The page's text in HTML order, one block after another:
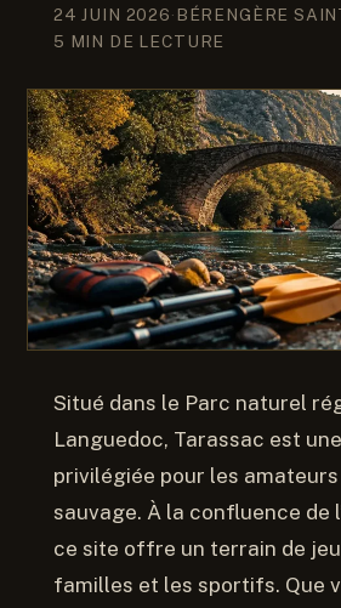
24 JUIN 2026·BÉRENGÈRE
5 MIN DE LECTURE
Situé dans le Parc naturel
Languedoc, Tarassac est
privilégiée pour les
sauvage. À la confluence de
ce site offre un terrain de
familles et les sportifs. Que